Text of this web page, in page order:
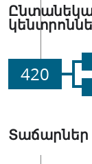
420
Տաճարներ